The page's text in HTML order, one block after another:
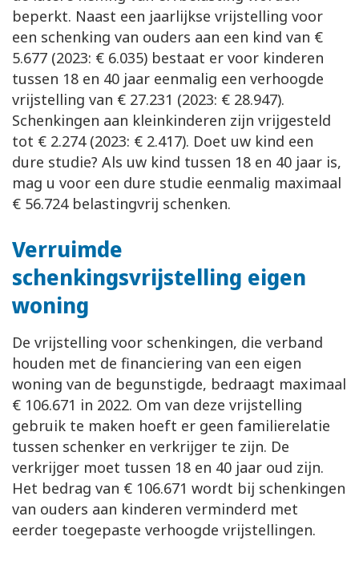
beperkt. Naast een jaarlijkse vrijstelling voor
een schenking van ouders aan een kind van €
5.677 (2023: € 6.035) bestaat er voor kinderen
tussen 18 en 40 jaar eenmalig een verhoogde
vrijstelling van € 27.231 (2023: € 28.947).
Schenkingen aan kleinkinderen zijn vrijgesteld
tot € 2.274 (2023: € 2.417). Doet uw kind een
dure studie? Als uw kind tussen 18 en 40 jaar is,
mag u voor een dure studie eenmalig maximaal
€ 56.724 belastingvrij schenken.
Verruimde
schenkingsvrijstelling eigen
woning
De vrijstelling voor schenkingen, die verband
houden met de financiering van een eigen
woning van de begunstigde, bedraagt maximaal
€ 106.671 in 2022. Om van deze vrijstelling
gebruik te maken hoeft er geen familierelatie
tussen schenker en verkrijger te zijn. De
verkrijger moet tussen 18 en 40 jaar oud zijn.
Het bedrag van € 106.671 wordt bij schenkingen
van ouders aan kinderen verminderd met
eerder toegepaste verhoogde vrijstellingen.